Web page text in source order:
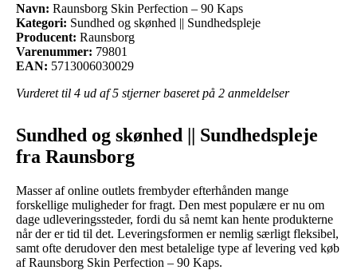
Navn: Raunsborg Skin Perfection – 90 Kaps
Kategori: Sundhed og skønhed || Sundhedspleje
Producent: Raunsborg
Varenummer: 79801
EAN: 5713006030029
Vurderet til 4 ud af 5 stjerner baseret på 2 anmeldelser
Sundhed og skønhed || Sundhedspleje
fra Raunsborg
Masser af online outlets frembyder efterhånden mange
forskellige muligheder for fragt. Den mest populære er nu om
dage udleveringssteder, fordi du så nemt kan hente produkterne
når der er tid til det. Leveringsformen er nemlig særligt fleksibel,
samt ofte derudover den mest betalelige type af levering ved køb
af Raunsborg Skin Perfection – 90 Kaps.